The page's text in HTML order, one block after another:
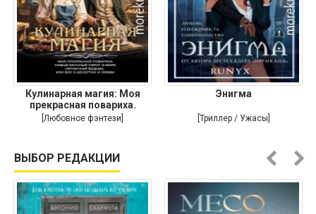
Кулинарная магия: Моя
прекрасная повариха.
Самый
[Любовное фэнтези]
Энигма
[Триллер / Ужасы]
ВЫБОР РЕДАКЦИИ